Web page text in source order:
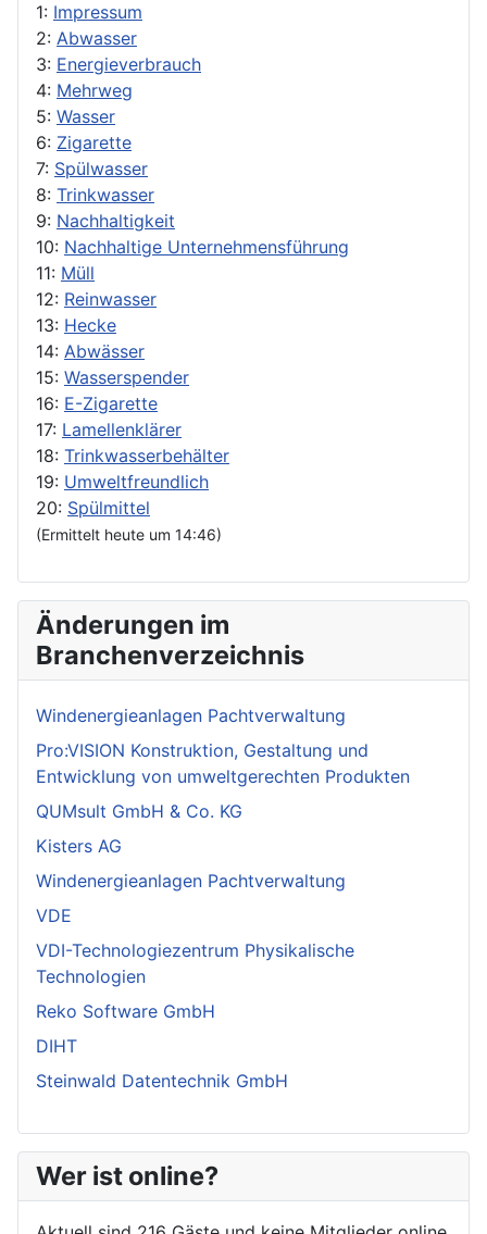
1: Impressum
2: Abwasser
3: Energieverbrauch
4: Mehrweg
5: Wasser
6: Zigarette
7: Spülwasser
8: Trinkwasser
9: Nachhaltigkeit
10: Nachhaltige Unternehmensführung
11: Müll
12: Reinwasser
13: Hecke
14: Abwässer
15: Wasserspender
16: E-Zigarette
17: Lamellenklärer
18: Trinkwasserbehälter
19: Umweltfreundlich
20: Spülmittel
(Ermittelt heute um 14:46)
Änderungen im
Branchenverzeichnis
Windenergieanlagen Pachtverwaltung
Pro:VISION Konstruktion, Gestaltung und
Entwicklung von umweltgerechten Produkten
QUMsult GmbH & Co. KG
Kisters AG
Windenergieanlagen Pachtverwaltung
VDE
VDI-Technologiezentrum Physikalische
Technologien
Reko Software GmbH
DIHT
Steinwald Datentechnik GmbH
Wer ist online?